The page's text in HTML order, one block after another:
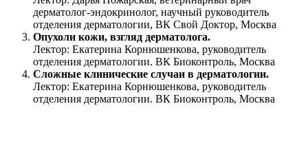
дерматолог-эндокринолог, научный руководитель
отделения дерматологии, ВК Свой Доктор, Москва
Опухоли кожи, взгляд дерматолога.
Лектор: Екатерина Корнюшенкова, руководитель
отделения дерматологии. ВК Биоконтроль, Москва
Сложные клинические случаи в дерматологии.
Лектор: Екатерина Корнюшенкова, руководитель
отделения дерматологии. ВК Биоконтроль, Москва